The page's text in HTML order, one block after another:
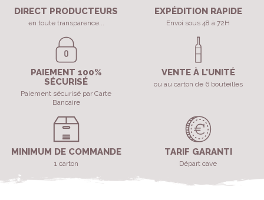
DIRECT PRODUCTEURS
en toute transparence...
EXPÉDITION RAPIDE
Envoi sous 48 à 72H
PAIEMENT 100%
SÉCURISÉ
Paiement sécurisé par Carte
Bancaire
VENTE À L'UNITÉ
ou au carton de 6 bouteilles
MINIMUM DE COMMANDE
1 carton
TARIF GARANTI
Départ cave